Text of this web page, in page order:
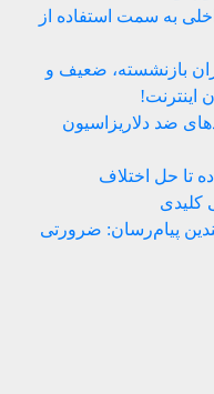
به سمت استفاده از
بازنشسته، ضعیف و
اینترنت!
ضد دلاریزاسیون
تا حل اختلاف
کلیدی
پیام‌رسان: ضرورتی